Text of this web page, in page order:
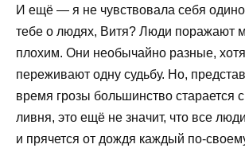
И ещё — я не чувствовала себя
тебе о людях, Витя? Люди поражают
плохим. Они необычайно разные,
переживают одну судьбу. Но,
время грозы большинство старается
ливня, это ещё не значит, что все
и прячется от дождя каждый по-